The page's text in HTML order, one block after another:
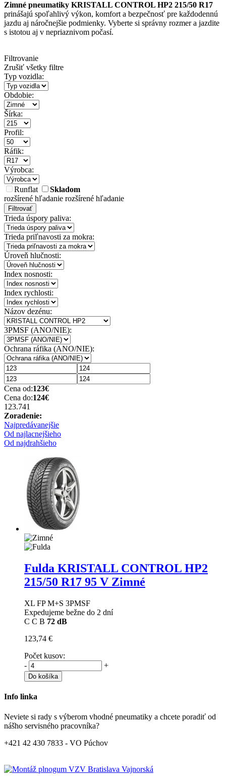
Zimné pneumatiky KRISTALL CONTROL HP2 215/50 R17
prinášajú spoľahlivý výkon, komfort a bezpečnosť pre každodennú
jazdu aj náročnejšie podmienky. Vyberte si správny rozmer a jazdite
s istotou aj v nepriaznivom počasí.
Filtrovanie
Zrušiť všetky filtre
Typ vozidla:
Obdobie:
Šírka:
Profil:
Ráfik:
Výrobca:
Runflat
Skladom
rozšírené hľadanie rozšírené hľadanie
Filtrovať
Trieda úspory paliva:
Trieda priľnavosti za mokra:
Úroveň hlučnosti:
Index nosnosti:
Index rychlosti:
Názov dezénu:
3PMSF (ANO/NIE):
Ochrana ráfika (ANO/NIE):
Cena od:123€
Cena do:124€
123.741
Zoradenie:
Najpredávanejšie
Od najlacnejšieho
Od najdrahšieho
Fulda KRISTALL CONTROL HP2
215/50 R17 95 V Zimné
XL FP M+S 3PMSF
Expedujeme bežne do 2 dní
C C B 72 dB
123,74 €
Počet kusov:
-
+
Do košíka
Info linka
Neviete si rady s výberom vhodné pneumatiky a chcete poradiť od
nášho servisného pracovníka?
+421 42 430 7833 - VO Púchov